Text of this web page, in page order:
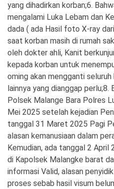
yang dihadirkan korban;6.
mengalami Luka Lebam dan
dada ( ada Hasil foto X-ray
saat korban masih di rumah
oleh dokter ahli, Kanit
kepada korban untuk
oming akan mengganti
lainnya yang dianggap
Polsek Malange Bara Polres
Mei 2025 setelah kejadian
tanggal 31 Maret 2025 Pagi
alasan kemanusiaan dalam
Kemudian, ada tanggal 2
di Kapolsek Malangke barat
informasi Valid, alasan
proses sebab hasil visum